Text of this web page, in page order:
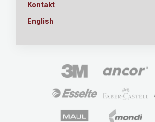
Kontakt
English